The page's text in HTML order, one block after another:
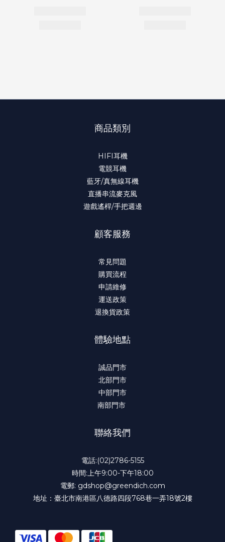
商品類別
HIFI耳機
電競耳機
藍牙/真無線耳機
直播串流麥克風
遊戲遙桿/手把週邊
顧客服務
常見問題
購買流程
申請維修
運送政策
退換貨政策
體驗地點
誠品門市
北部門市
中部門市
南部門市
聯絡我們
電話:(02)2786-5155
時間:上午9:00-下午18:00
電郵: gdshop@greendich.com
地址：臺北市南港區八德路四段768巷一弄18號2樓